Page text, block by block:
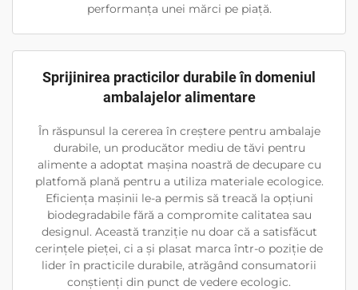
performanța unei mărci pe piață.
Sprijinirea practicilor durabile în domeniul
ambalajelor alimentare
În răspunsul la cererea în creștere pentru ambalaje
durabile, un producător mediu de tăvi pentru
alimente a adoptat mașina noastră de decupare cu
platfomă plană pentru a utiliza materiale ecologice.
Eficiența mașinii le-a permis să treacă la opțiuni
biodegradabile fără a compromite calitatea sau
designul. Această tranziție nu doar că a satisfăcut
cerințele pieței, ci a și plasat marca într-o poziție de
lider în practicile durabile, atrăgând consumatorii
conștienți din punct de vedere ecologic.